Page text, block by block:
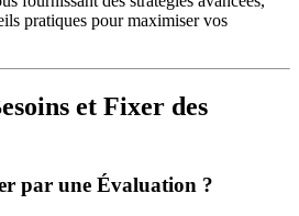
pratiques pour maximiser vos
et Fixer des
par une Évaluation ?